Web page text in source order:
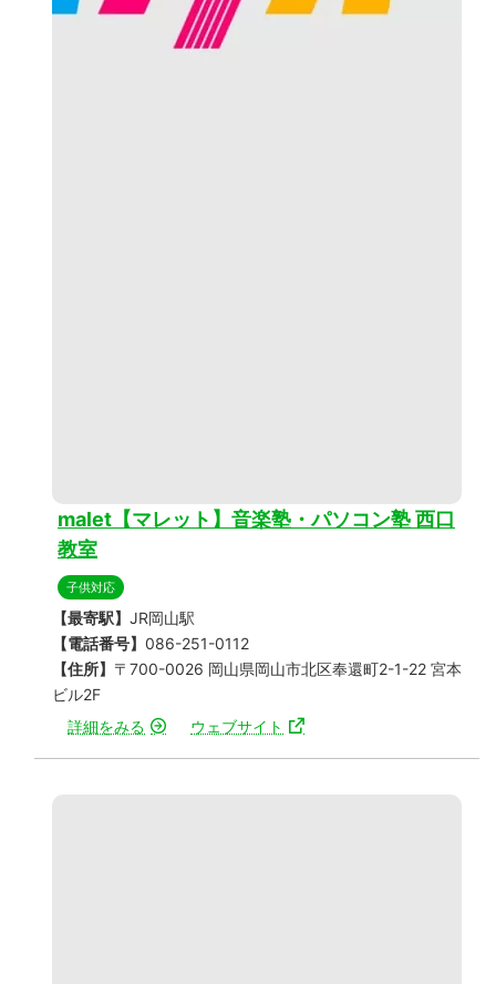
malet【マレット】音楽塾・パソコン塾 西口
教室
子供対応
【最寄駅】 JR岡山駅
【電話番号】 086-251-0112
【住所】 〒700-0026 岡山県岡山市北区奉還町2-1-22 宮本
ビル2F
詳細をみる
ウェブサイト